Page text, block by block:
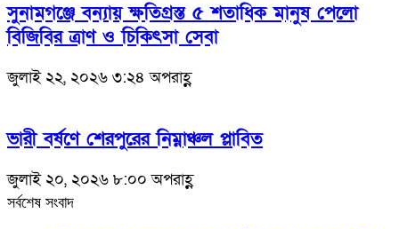
সুনামগঞ্জে বন্যায় ক্ষতিগ্রস্ত ৫ শতাধিক মানুষ পেলো
বিজিবির ত্রাণ ও চিকিৎসা সেবা
জুলাই ২২, ২০২৬ ৩:২৪ অপরাহ্ণ
ভারী বর্ষণে শেরপুরের নিম্নাঞ্চল প্লাবিত
জুলাই ২০, ২০২৬ ৮:০০ অপরাহ্ণ
সর্বশেষ সংবাদ